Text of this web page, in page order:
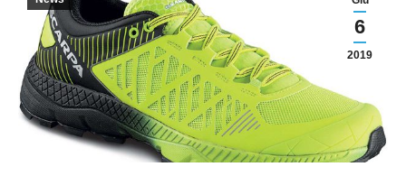
6
2019